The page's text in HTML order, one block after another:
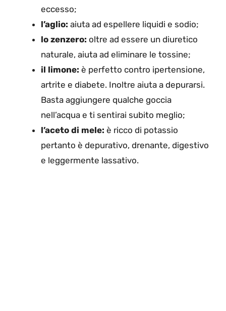
eccesso;
l’aglio: aiuta ad espellere liquidi e sodio;
lo zenzero: oltre ad essere un diuretico
naturale, aiuta ad eliminare le tossine;
il limone: è perfetto contro ipertensione,
artrite e diabete. Inoltre aiuta a depurarsi.
Basta aggiungere qualche goccia
nell’acqua e ti sentirai subito meglio;
l’aceto di mele: è ricco di potassio
pertanto è depurativo, drenante, digestivo
e leggermente lassativo.